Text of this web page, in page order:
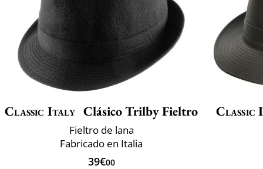
Classic Italy Clásico Trilby Fieltro
Fieltro de lana
Fabricado en Italia
39€00
Classic